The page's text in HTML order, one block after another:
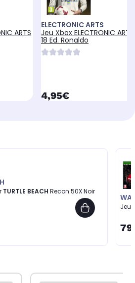
ARTS
ELECTRONIC ARTS
Jeu Xbox ELECTRONIC ARTS
18 Ed. Ronaldo
currentPrice
4,95€
TURTLE BEACH Recon 50X Noir
Jeu